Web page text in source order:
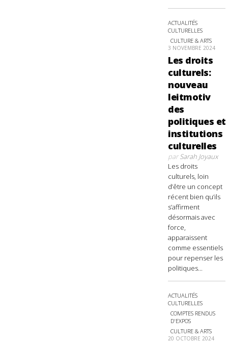
ACTUALITÉS
CULTURELLES
CULTURE & ARTS
3 NOVEMBRE 2024
Les droits
culturels:
nouveau
leitmotiv
des
politiques et
institutions
culturelles
parSarah Joyaux
Les droits
culturels, loin
d’être un concept
récent bien qu’ils
s’affirment
désormais avec
force,
apparaissent
comme essentiels
pour repenser les
politiques...
ACTUALITÉS
CULTURELLES
COMPTES RENDUS
D'EXPOS
CULTURE & ARTS
20 OCTOBRE 2024